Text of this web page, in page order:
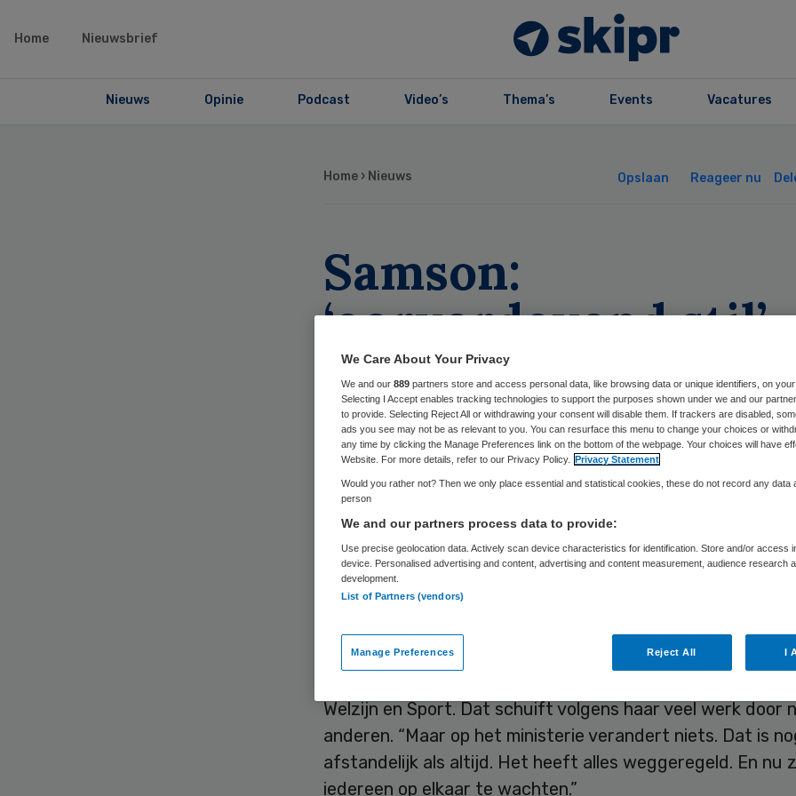
Home Nieuwsbrief
Nieuws Opinie Podcast Video’s Thema’s Events Vacatures
Home › Nieuws Opslaan Reageer nu
Samson:
‘oorverdovend stil’
rond misbruik
Skipr Redactie 14 februari 2013,08:23
Het kabinet is “oorverdovend stil” over de aanpak van
kindermisbruik in instellingen en pleeggezinnen. Dat zegt
Rieke Samson van de commissie die het seksueel misbruik
Samson kwam in oktober met haar conclusies en
Welzijn en Sport. Dat schuift volgens haar veel werk door
anderen. “Maar op het ministerie verandert niets. Dat is
afstandelijk als altijd. Het heeft alles weggeregeld. En nu
iedereen op elkaar te wachten.”
We Care About Your Privacy
We and our 889 partners store and access personal data, like browsing data or unique identifiers, on your
Selecting I Accept enables tracking technologies to support the purposes shown under we and our
to provide. Selecting Reject All or withdrawing your consent will disable them. If trackers are disabled,
ads you see may not be as relevant to you. You can resurface this menu to change your choices or
any time by clicking the Manage Preferences link on the bottom of the webpage. Your choices will have
Website. For more details, refer to our Privacy Policy.
Privacy Statement
Would you rather not? Then we only place essential and statistical cookies, these do not record any data
person
We and our partners process data to provide:
Use precise geolocation data. Actively scan device characteristics for identification. Store and/or access
device. Personalised advertising and content, advertising and content measurement, audience research
development.
List of Partners (vendors)
Manage Preferences Reject All I